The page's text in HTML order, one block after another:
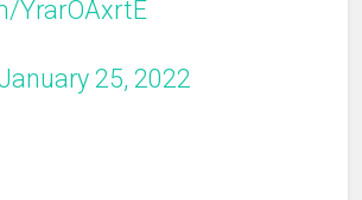
YrarOAxrtE
25, 2022